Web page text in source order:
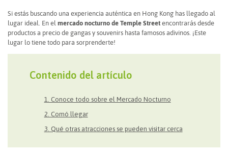
Si estás buscando una experiencia auténtica en Hong Kong has llegado al
lugar ideal. En el mercado nocturno de Temple Street encontrarás desde
productos a precio de gangas y souvenirs hasta famosos adivinos. ¡Este
lugar lo tiene todo para sorprenderte!
Contenido del artículo
1. Conoce todo sobre el Mercado Nocturno
2. Comó llegar
3. Qué otras atracciones se pueden visitar cerca